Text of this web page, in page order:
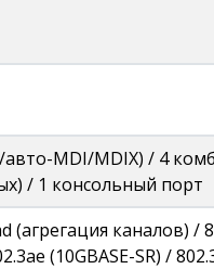
MDI/MDIX) / 4
/ 1 консольный порт
каналов) /
(10GBASE-SR) /